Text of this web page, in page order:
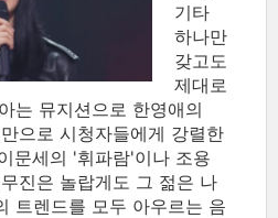
기타
하나만
갖고도
제대로
는 뮤지션으로 한영애의
으로 시청자들에게 강렬한
문세의 '휘파람'이나 조용
진은 놀랍게도 그 젊은 나
트렌드를 모두 아우르는 음